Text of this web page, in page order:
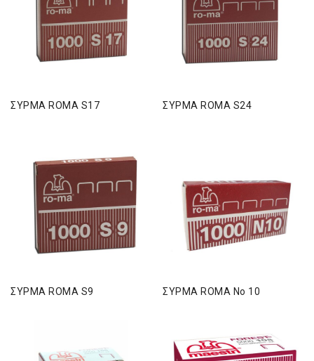
ΣΥΡΜΑ ROMA S17 ΣΥΡΜΑ ROMA S24
ΣΥΡΜΑ ROMA S9 ΣΥΡΜΑ ROMA Νο 10